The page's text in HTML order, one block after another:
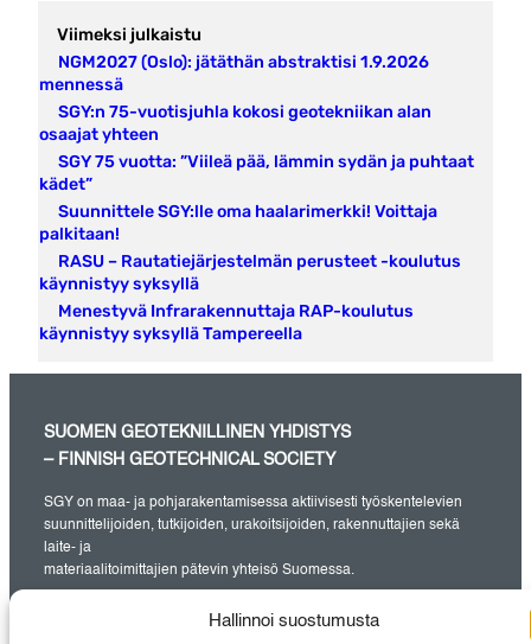
Hallinnoi suostumusta
Viimeksi julkaistu
NGM2027 (Oslo): jätäthän abstraktisi 1.9.2026
mennessä
SGY:n 75-vuotisjuhla kokosi geotekniikan alan
osaajat yhteen
SGY 75 vuotta: ”Viileä pää, lämmin sydän ja puhtaat
kädet”
Suunnittele SGY:lle oma haalarimerkki! Voittaja
palkitaan!
RASU – Rautatiejärjestelmän perusteet -koulutus
käynnistyy syksyllä
Menestyvä Infrarakennuttaja RAP-koulutus
käynnistyy syksyllä Tampereella
SUOMEN GEOTEKNILLINEN YHDISTYS
– FINNISH GEOTECHNICAL SOCIETY
SGY on maa- ja pohjarakentamisessa aktiivisesti työskentelevien
suunnittelijoiden, tutkijoiden, urakoitsijoiden, rakennuttajien sekä
laite- ja
materiaalitoimittajien pätevin yhteisö Suomessa.